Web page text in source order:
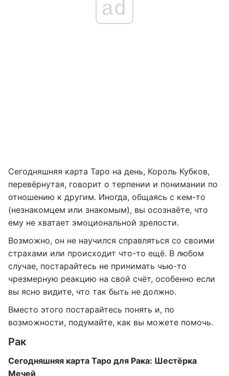
ad
Сегодняшняя карта Таро на день, Король Кубков,
перевёрнутая, говорит о терпении и понимании по
отношению к другим. Иногда, общаясь с кем-то
(незнакомцем или знакомым), вы осознаёте, что
ему не хватает эмоциональной зрелости.
Возможно, он не научился справляться со своими
страхами или происходит что-то ещё. В любом
случае, постарайтесь не принимать чью-то
чрезмерную реакцию на свой счёт, особенно если
вы ясно видите, что так быть не должно.
Вместо этого постарайтесь понять и, по
возможности, подумайте, как вы можете помочь.
Рак
Сегодняшняя карта Таро для Рака: Шестёрка
Мечей